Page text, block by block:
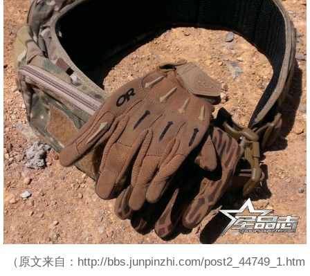
（原文来自：http://bbs.junpinzhi.com/post2_44749_1.htm